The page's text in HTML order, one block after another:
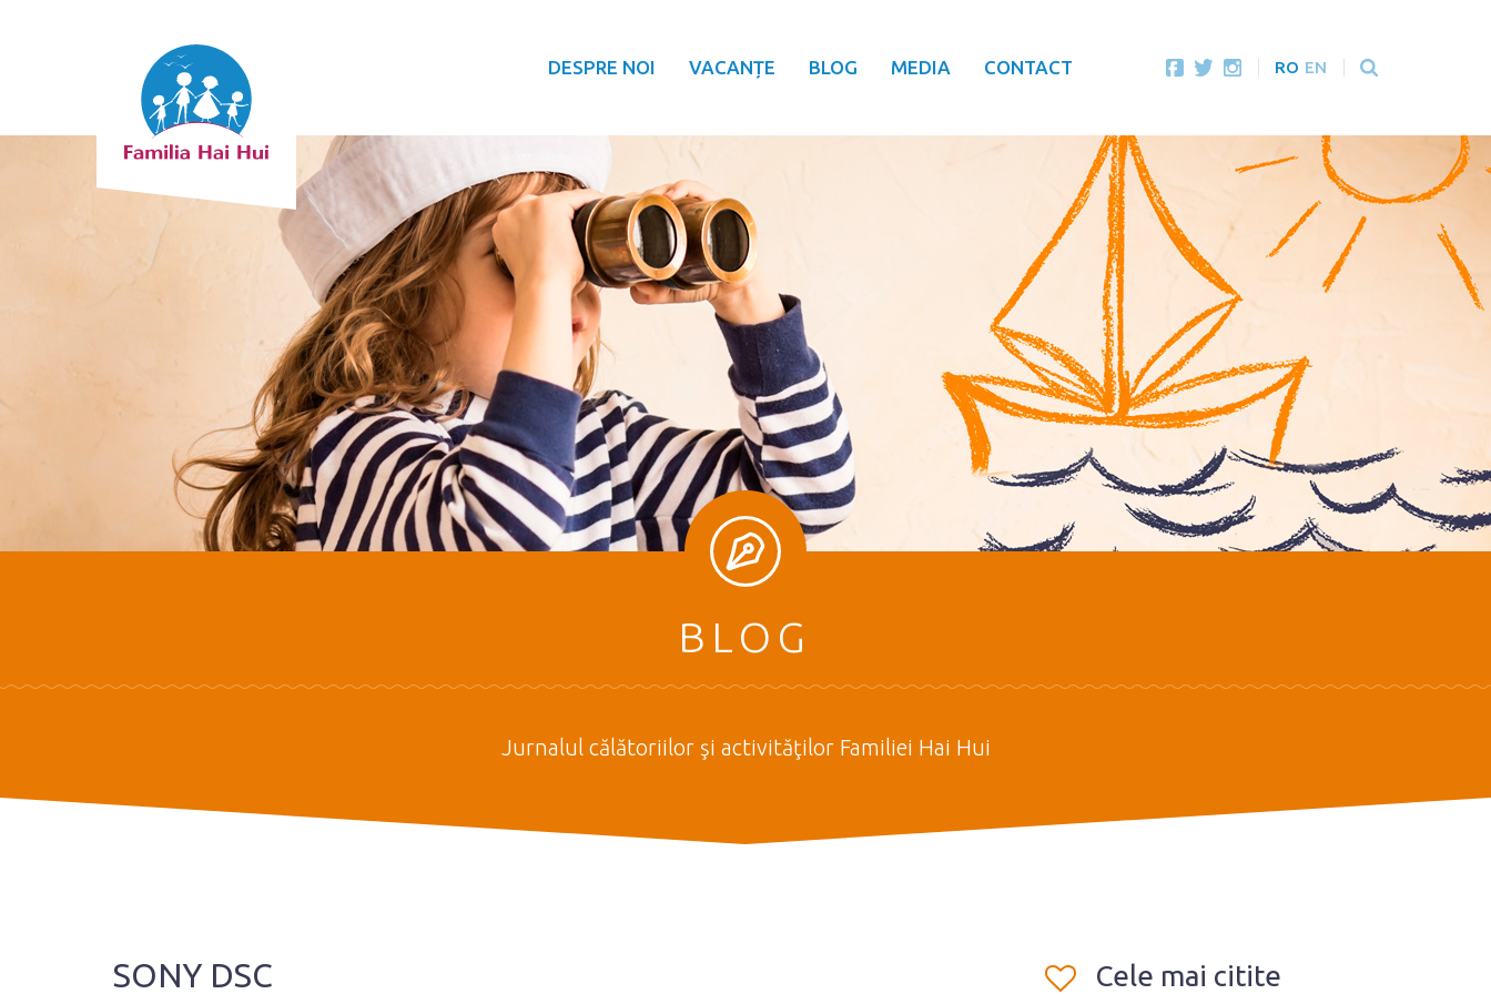
DESPRE NOI VACANȚE BLOG MEDIA CONTACT RO EN
BLOG
Jurnalul călătoriilor şi activităţilor Familiei Hai Hui
SONY DSC Cele mai citite